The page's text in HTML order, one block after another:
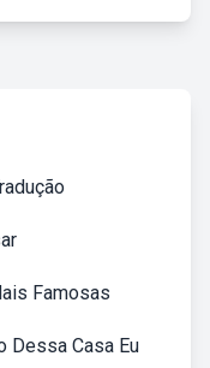
Famosas
Dessa Casa Eu